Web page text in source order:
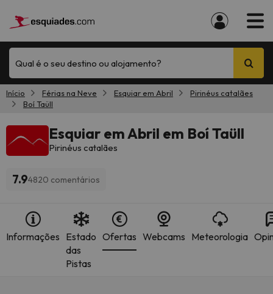
Qual é o seu destino ou alojamento?
Início Férias na Neve Esquiar em Abril
Pirinéus catalães
Boí Taüll
Esquiar em Abril em Boí Taüll
Pirinéus catalães
7.94820 comentários
Informações Estado
das
Pistas
Ofertas Webcams Meteorologia